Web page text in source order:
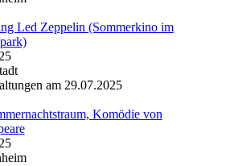
Led Zeppelin (Sommerkino im
am 29.07.2025
Komödie von